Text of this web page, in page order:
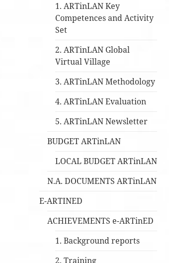
1. ARTinLAN Key
Competences and Activity
Set
2. ARTinLAN Global
Virtual Village
3. ARTinLAN Methodology
4. ARTinLAN Evaluation
5. ARTinLAN Newsletter
BUDGET ARTinLAN
LOCAL BUDGET ARTinLAN
N.A. DOCUMENTS ARTinLAN
E-ARTINED
ACHIEVEMENTS e-ARTinED
1. Background reports
2. Training